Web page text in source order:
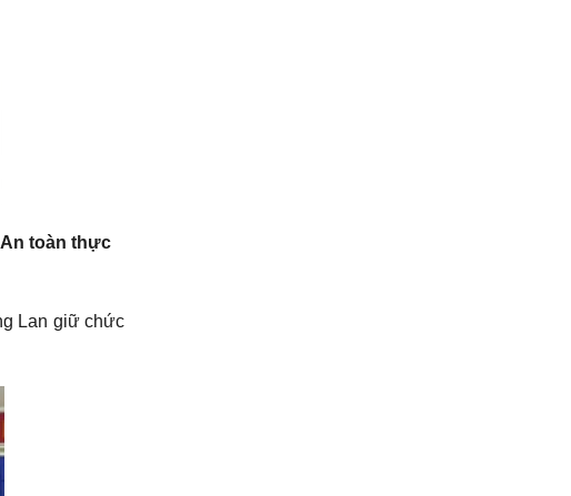
toàn thực
Lan giữ chức